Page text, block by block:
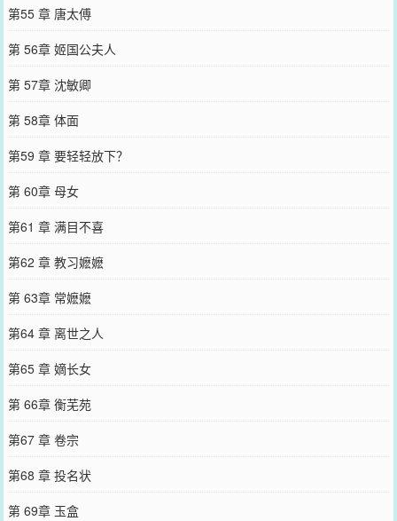
第55 章 唐太傅
第 56章 姬国公夫人
第 57章 沈敏卿
第 58章 体面
第59 章 要轻轻放下？
第 60章 母女
第61 章 满目不喜
第62 章 教习嬷嬷
第 63章 常嬷嬷
第64 章 离世之人
第65 章 嫡长女
第 66章 衡芜苑
第67 章 卷宗
第68 章 投名状
第 69章 玉盒